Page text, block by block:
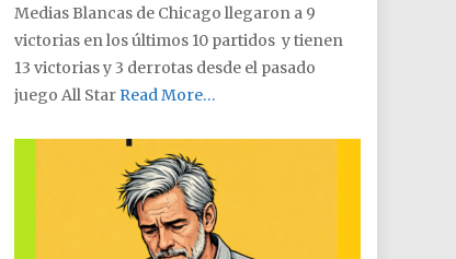
Medias Blancas de Chicago llegaron a 9
victorias en los últimos 10 partidos y tienen
13 victorias y 3 derrotas desde el pasado
juego All Star Read More…